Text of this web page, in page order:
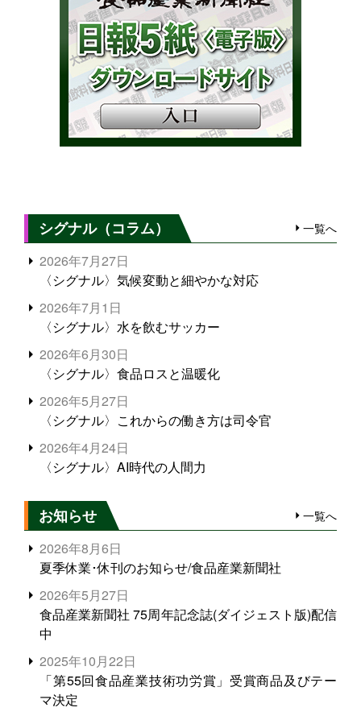
シグナル（コラム） 一覧へ
2026年7月27日
〈シグナル〉気候変動と細やかな対応
2026年7月1日
〈シグナル〉水を飲むサッカー
2026年6月30日
〈シグナル〉食品ロスと温暖化
2026年5月27日
〈シグナル〉これからの働き方は司令官
2026年4月24日
〈シグナル〉AI時代の人間力
お知らせ 一覧へ
2026年8月6日
夏季休業･休刊のお知らせ/食品産業新聞社
2026年5月27日
食品産業新聞社 75周年記念誌(ダイジェスト版)配信
中
2025年10月22日
「第55回食品産業技術功労賞」受賞商品及びテー
マ決定